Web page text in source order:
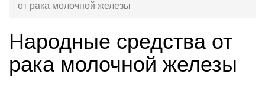
от рака молочной железы
Народные средства от
рака молочной железы